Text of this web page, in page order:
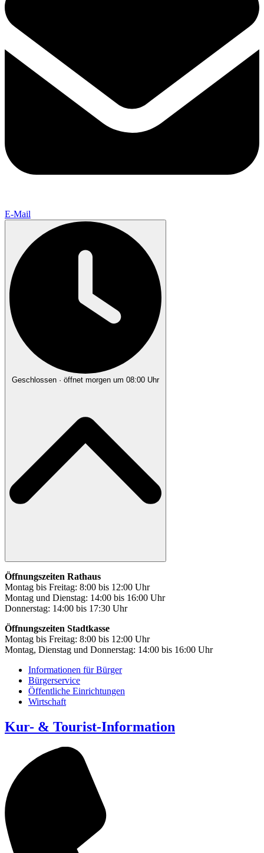
E-Mail
Geschlossen · öffnet morgen um 08:00 Uhr
Öffnungszeiten Rathaus
Montag bis Freitag: 8:00 bis 12:00 Uhr
Montag und Dienstag: 14:00 bis 16:00 Uhr
Donnerstag: 14:00 bis 17:30 Uhr
Öffnungszeiten Stadtkasse
Montag bis Freitag: 8:00 bis 12:00 Uhr
Montag, Dienstag und Donnerstag: 14:00 bis 16:00 Uhr
Informationen für Bürger
Bürgerservice
Öffentliche Einrichtungen
Wirtschaft
Kur- & Tourist-Information